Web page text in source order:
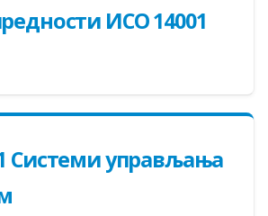
ИСО 14001
Системи управљања